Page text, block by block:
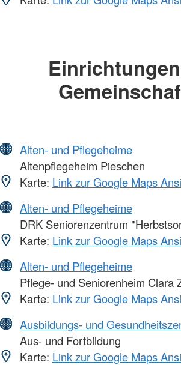
Alten- und Pflegeheime
Altenpflegeheim Pieschen
Karte: Link zur Google Maps
Alten- und Pflegeheime
DRK Seniorenzentrum
Karte: Link zur Google Maps
Alten- und Pflegeheime
Pflege- und Seniorenheim Clara
Karte: Link zur Google Maps
Ausbildungs- und
Aus- und Fortbildung
Karte: Link zur Google Maps